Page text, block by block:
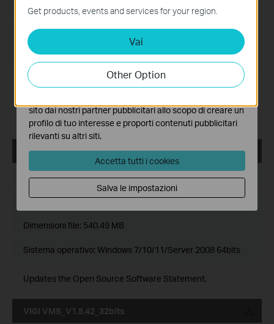
Lingua:Multi-language
Dimensioni file:522.36 MB
Sistema operativo: Windows 7/10/11/Server 2008 32bits
New features and enhancements:
VMS PC Client.
2. Added support for unlimited devices count.
VIGI VMS_V1.5.42_64bits
Lingua:Multi-language
Dimensioni file: 540.49 MB
Sistema operativo: Windows 7/10/11/Server 2008 64bits
Updates the Open Source Software Statement.
VIGI VMS_V1.5.42_32bits
Get products, events and services for your region.
Vai
Other Option
funzionamento del sito e non possono essere disattivati
nel tuo sistema.
Analytics e Marketing Cookies
I cookies analitici ci permettono di analizzare le tue
attività sul nostro sito allo scopo di migliorarne le
funzionalità.
sito dai nostri partner pubblicitari allo scopo di creare un
profilo di tuo interesse e proporti contenuti pubblicitari
rilevanti su altri siti.
Accetta tutti i cookies
Salva le impostazioni